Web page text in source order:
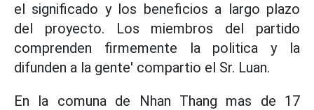
el significado y los beneficios a largo plazo
del proyecto. Los miembros del partido
comprenden firmemente la politica y la
difunden a la gente' compartio el Sr. Luan.
En la comuna de Nhan Thang mas de 17